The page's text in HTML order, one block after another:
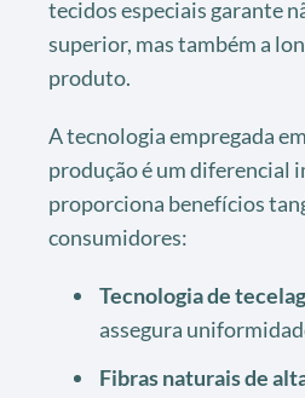
tecidos especiais garante
superior, mas também a
produto.
A tecnologia empregada
produção é um diferencial
proporciona benefícios
consumidores:
Tecnologia de
assegura
Fibras naturais de